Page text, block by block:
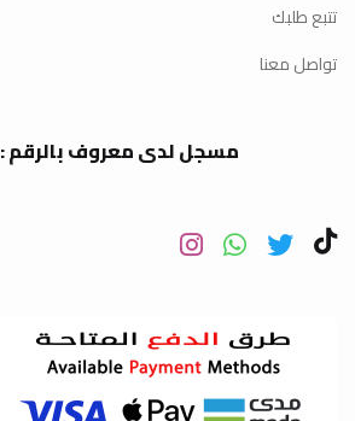
تتبع طلبك
تواصل معنا
مسجل لدى معروف بالرقم : 357343